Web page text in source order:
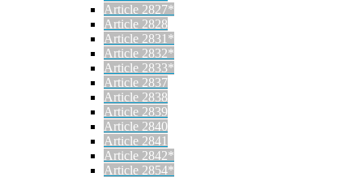
Article 2827*
Article 2828
Article 2831*
Article 2832*
Article 2833*
Article 2837
Article 2838
Article 2839
Article 2840
Article 2841
Article 2842*
Article 2854*